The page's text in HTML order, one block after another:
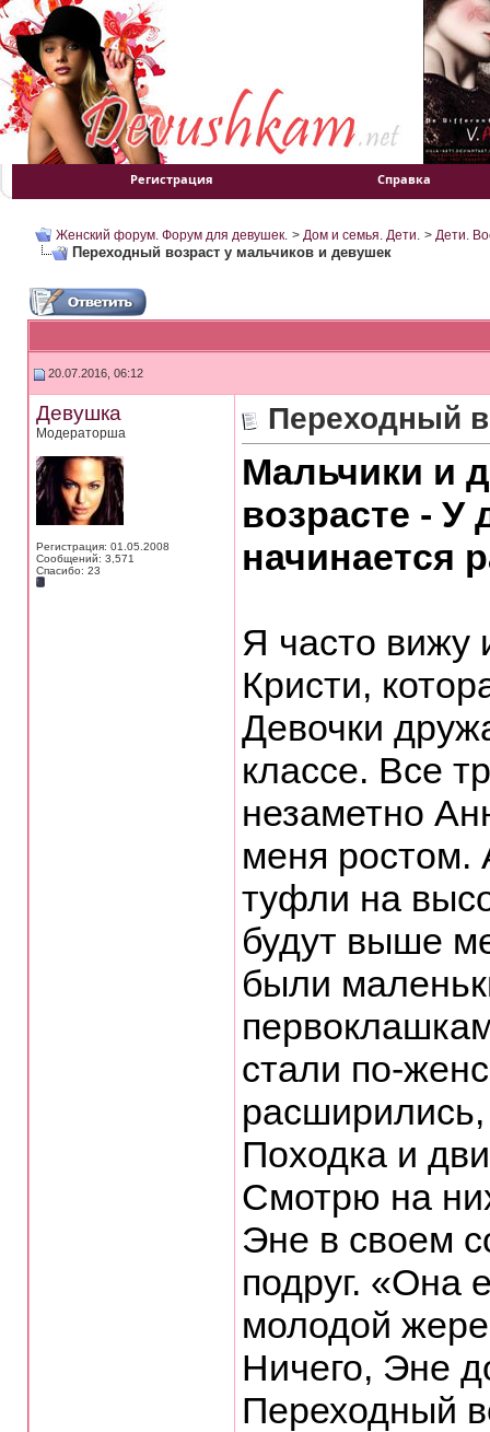
Регистрация Справка
Женский форум. Форум для девушек. > Дом и семья. Дети. > Дети.
Переходный возраст у мальчиков и девушек
20.07.2016, 06:12
Девушка
Модераторша
Регистрация: 01.05.2008
Сообщений: 3,571
Спасибо: 23
Переходный
Мальчики и
возрасте - У
начинается
Я часто вижу
Кристи,
Девочки
классе. Все
незаметно
меня ростом.
туфли на
будут выше
были
стали по-
расширились,
Походка и
Смотрю на
Эне в своем
подруг. «Она
молодой
Ничего, Эне
Переходный